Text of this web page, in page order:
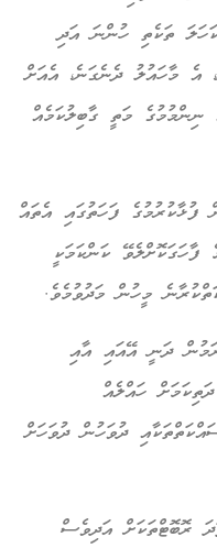
ތަކެތި ހުންނަ އަދި
އެ މާހައުލު ދެނެގަނެ، އެއަށް
ނިންމުމުގެ މަތީ ގާބިލުކަމެއް
ފުޅާކުރުމުގެ ފަހަތުގައި އެތައް
ކަންކަމަކީ
މީހުން މަދުވުމެވެ.
ދަނީ އޭއައި އާއި
ހައްލެއް
ދުވަހުން ދުވަހަށް
ރޮބޮޓްތަކަށް އަދިވެސް